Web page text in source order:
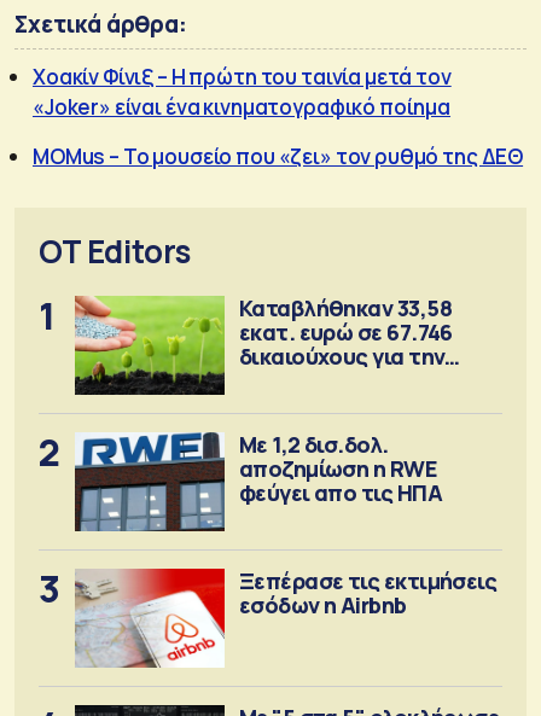
Σχετικά άρθρα:
Χοακίν Φίνιξ – H πρώτη του ταινία μετά τον
«Joker» είναι ένα κινηματογραφικό ποίημα
MOMus – Το μουσείο που «ζει» τον ρυθμό της ΔΕΘ
OT Editors
1
Καταβλήθηκαν 33,58
εκατ. ευρώ σε 67.746
δικαιούχους για την
2
Με 1,2 δισ.δολ.
αποζημίωση η RWE
φεύγει απο τις ΗΠΑ
3
Ξεπέρασε τις εκτιμήσεις
εσόδων η Airbnb